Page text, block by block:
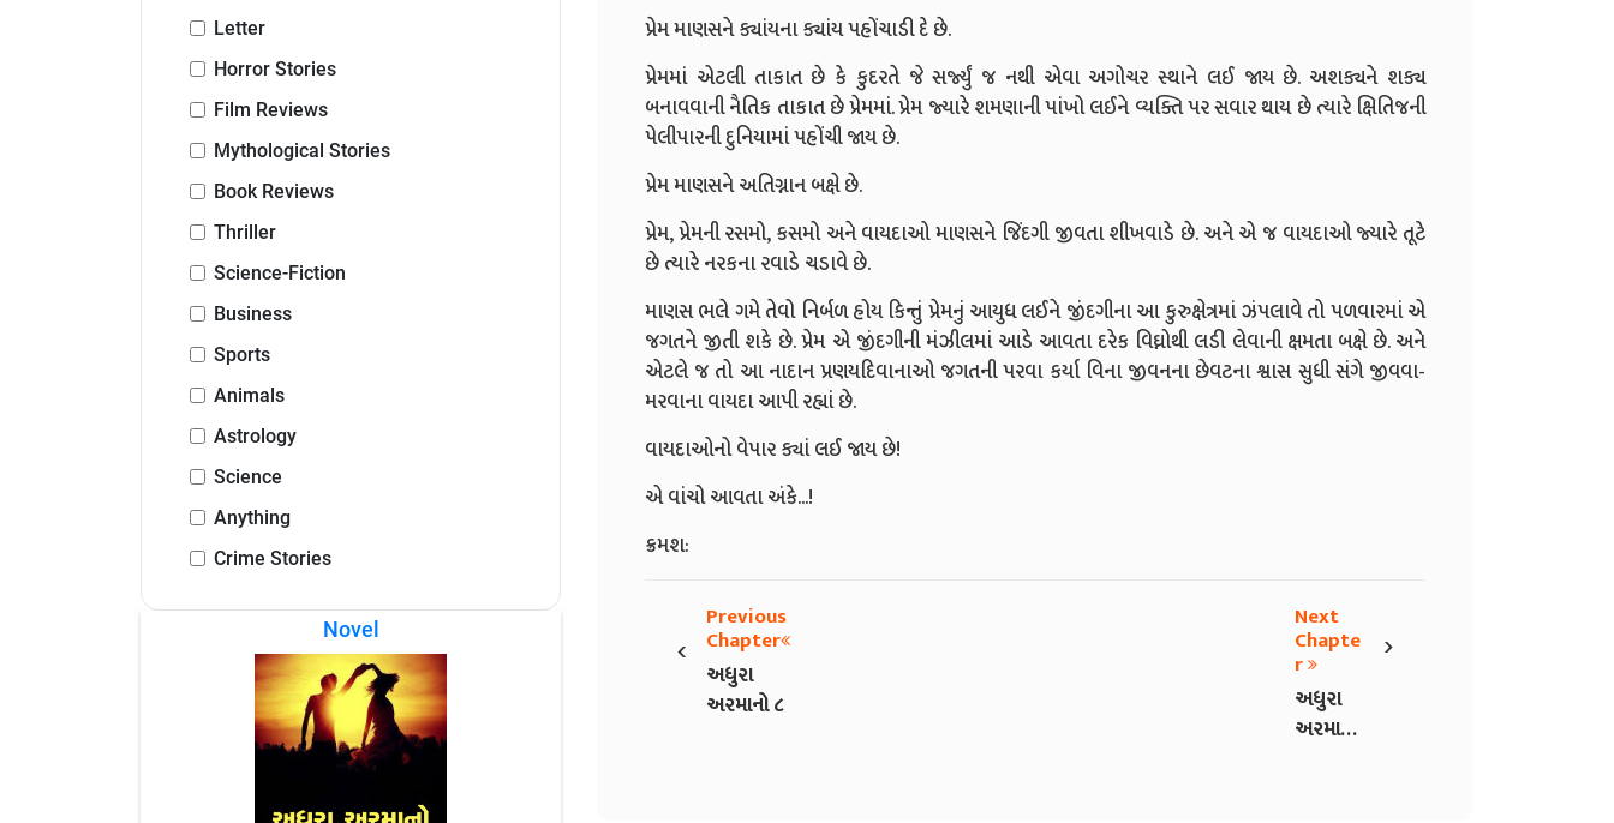
Letter
Horror Stories
Film Reviews
Mythological Stories
Book Reviews
Thriller
Science-Fiction
Business
Sports
Animals
Astrology
Science
Anything
Crime Stories
Novel
પ્રેમ માણસને ક્યાંયના ક્યાંય પહોંચાડી દે છે.
પ્રેમમાં એટલી તાકાત છે કે કુદરતે જે સર્જ્યું જ નથી એવા અગોચર સ્થાને લઈ જાય છે. અશક્યને શક્ય
બનાવવાની નૈતિક તાકાત છે પ્રેમમાં. પ્રેમ જ્યારે શમણાની પાંખો લઈને વ્યક્તિ પર સવાર થાય છે ત્યારે ક્ષિતિજની
પેલીપારની દુનિયામાં પહોંચી જાય છે.
પ્રેમ માણસને અતિગ્નાન બક્ષે છે.
પ્રેમ, પ્રેમની રસમો, કસમો અને વાયદાઓ માણસને જિંદગી જીવતા શીખવાડે છે. અને એ જ વાયદાઓ જ્યારે તૂટે
છે ત્યારે નરકના રવાડે ચડાવે છે.
માણસ ભલે ગમે તેવો નિર્બળ હોય કિન્તું પ્રેમનું આયુધ લઈને જીંદગીના આ કુરુક્ષેત્રમાં ઝંપલાવે તો પળવારમાં એ
જગતને જીતી શકે છે. પ્રેમ એ જીંદગીની મંઝીલમાં આડે આવતા દરેક વિઘ્નોથી લડી લેવાની ક્ષમતા બક્ષે છે. અને
એટલે જ તો આ નાદાન પ્રણયદિવાનાઓ જગતની પરવા કર્યા વિના જીવનના છેવટના શ્વાસ સુધી સંગે જીવવા-
મરવાના વાયદા આપી રહ્યાં છે.
વાયદાઓનો વેપાર ક્યાં લઈ જાય છે!
એ વાંચો આવતા અંકે...!
ક્રમશ:
‹
Previous
Chapter
અધુરા
અરમાનો ૮
›
Next
Chapte
r
અધુરા
અરમાનો